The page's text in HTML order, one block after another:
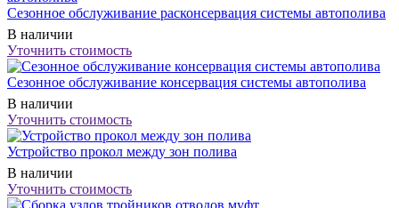
Сезонное обслуживание расконсервация системы автополива
В наличии
Уточнить стоимость
Сезонное обслуживание консервация системы автополива
В наличии
Уточнить стоимость
Устройство прокол между зон полива
В наличии
Уточнить стоимость